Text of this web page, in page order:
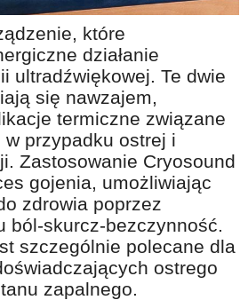
klienci
- edukacja nie tylko dla 60plus
które
działanie
ultradźwiękowej. Te dwie
się nawzajem,
termiczne związane
przypadku ostrej i
Zastosowanie Cryosound
gojenia, umożliwiając
zdrowia poprzez
ból-skurcz-bezczynność.
szczególnie polecane dla
ostrego
zapalnego.